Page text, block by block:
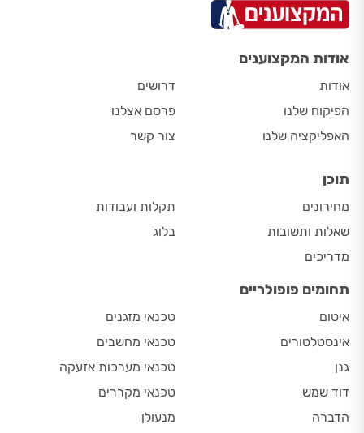
אודות המקצוענים
אודות
הפיקוח שלנו
האפליקציה שלנו
דרושים
פרסם אצלנו
צור קשר
תוכן
מחירונים
שאלות ותשובות
מדריכים
תקלות ועבודות
בלוג
תחומים פופולריים
איטום
אינסטלטורים
גנן
דוד שמש
הדברה
טכנאי מזגנים
טכנאי מחשבים
טכנאי מערכות אזעקה
טכנאי מקררים
מנעולן